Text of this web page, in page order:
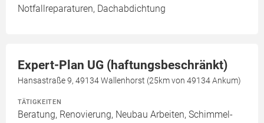
Notfallreparaturen, Dachabdichtung
Expert-Plan UG (haftungsbeschränkt)
Hansastraße 9, 49134 Wallenhorst (25km von 49134 Ankum)
TÄTIGKEITEN
Beratung, Renovierung, Neubau Arbeiten, Schimmel-